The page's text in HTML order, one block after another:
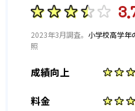
春日井高校 -
天白高校
2023年3月調査。 小学校高学年
照
成績向上
料金